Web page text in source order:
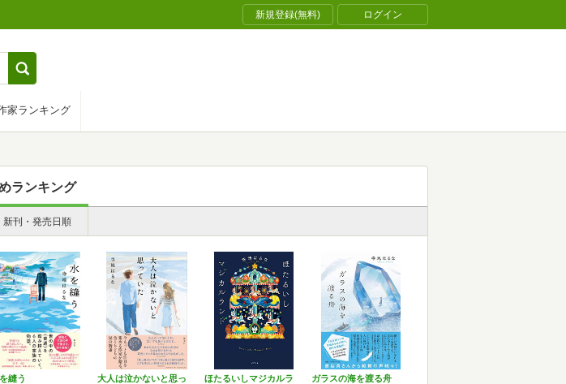
新規登録(無料) ログイン
家ランキング
ランキング
新刊・発売日順
縫う
大人は泣かないと思っ
ほたるいしマジカルラ
ガラスの海を渡る舟